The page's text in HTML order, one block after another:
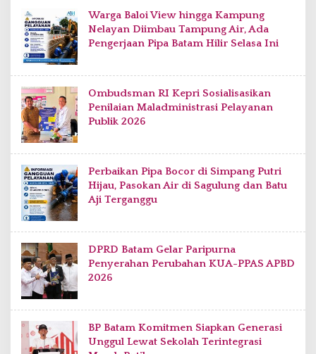
Warga Baloi View hingga Kampung
Nelayan Diimbau Tampung Air, Ada
Pengerjaan Pipa Batam Hilir Selasa Ini
Ombudsman RI Kepri Sosialisasikan
Penilaian Maladministrasi Pelayanan
Publik 2026
Perbaikan Pipa Bocor di Simpang Putri
Hijau, Pasokan Air di Sagulung dan Batu
Aji Terganggu
DPRD Batam Gelar Paripurna
Penyerahan Perubahan KUA-PPAS APBD
2026
BP Batam Komitmen Siapkan Generasi
Unggul Lewat Sekolah Terintegrasi